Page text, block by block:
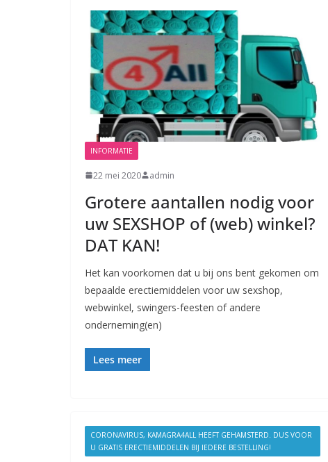
INFORMATIE
22 mei 2020 admin
Grotere aantallen nodig voor
uw SEXSHOP of (web) winkel?
DAT KAN!
Het kan voorkomen dat u bij ons bent gekomen om
bepaalde erectiemiddelen voor uw sexshop,
webwinkel, swingers-feesten of andere
onderneming(en)
Lees meer
CORONAVIRUS, KAMAGRA4ALL HEEFT GEHAMSTERD. DUS VOOR
U GRATIS ERECTIEMIDDELEN BIJ IEDERE BESTELLING!